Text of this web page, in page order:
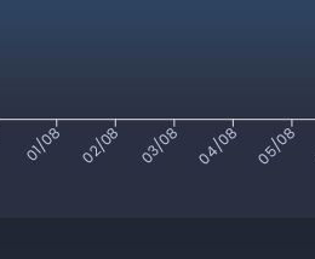
01/08 02/08 03/08 04/08 05/08